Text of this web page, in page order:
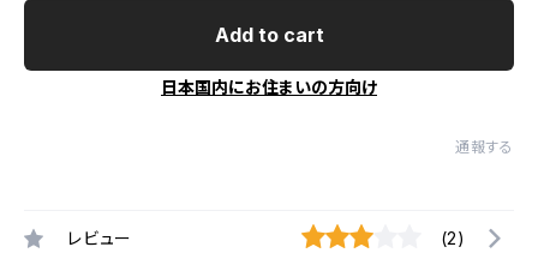
Add to cart
日本国内にお住まいの方向け
通報する
レビュー (2)